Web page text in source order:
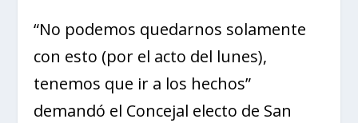
“No podemos quedarnos solamente
con esto (por el acto del lunes),
tenemos que ir a los hechos”
demandó el Concejal electo de San